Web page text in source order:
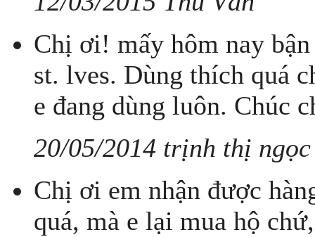
Chị ơi! mấy hôm nay
st. lves. Dùng thích quá
e đang dùng luôn. Chúc
20/05/2014 trịnh thị ngọc
Chị ơi em nhận được
quá, mà e lại mua hộ